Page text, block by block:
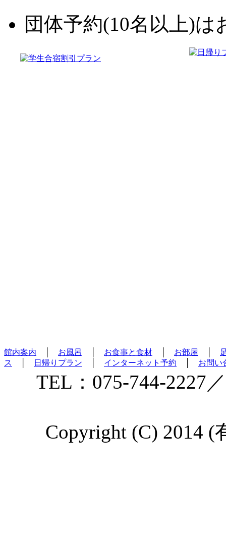
団体予約(10名以上)は
館内案内 お風呂 お食事と食材 お部屋
ス
日帰りプラン インターネット予約 お問い
TEL：075-744-2227
Copyright (C) 2014 (